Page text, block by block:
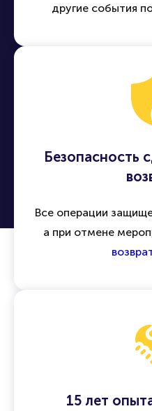
другие события
Безопасность
Все операции
а при отмене
15 лет